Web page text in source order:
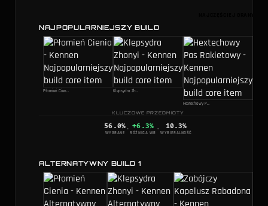
NAJCZĘŚCIEJ GRANY
NAJPOPULARNIEJSZY BUILD
Płomień Cienia Klepsydra Zhonyi
Hextechowy Pas Rakietowy
KLUCZOWE PRZEDMIOTY
56.0%
WYGRANE · +6.3%
RÓŻNICA WR · 10.3%
WYBIERALNOŚĆ
ALTERNATYWNY BUILD 1